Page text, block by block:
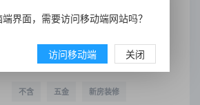
很有用，这项不要省，后期再装很麻
烦。01 地面篇 大体地面面积=套内面
地板：低端45-90元/平方，中端100-
150/平方，稍好的200-300/平方。
不含 五金 新房装修
界面，需要访问移动端网站吗？
访问移动端 关闭